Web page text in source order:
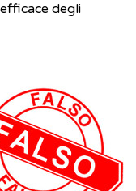
degli